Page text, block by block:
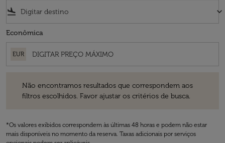
flight_land keyboard_arrow_down
Econômica
EUR
Não encontramos resultados que correspondem aos
filtros escolhidos. Favor ajustar os critérios de busca.
*Os valores exibidos correspondem às últimas 48 horas e podem não estar
mais disponíveis no momento da reserva. Taxas adicionais por serviços